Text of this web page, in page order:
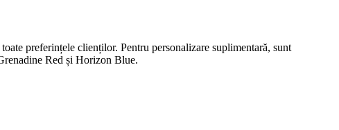
preferințele clienților. Pentru personalizare suplimentară, sunt
Red și Horizon Blue.